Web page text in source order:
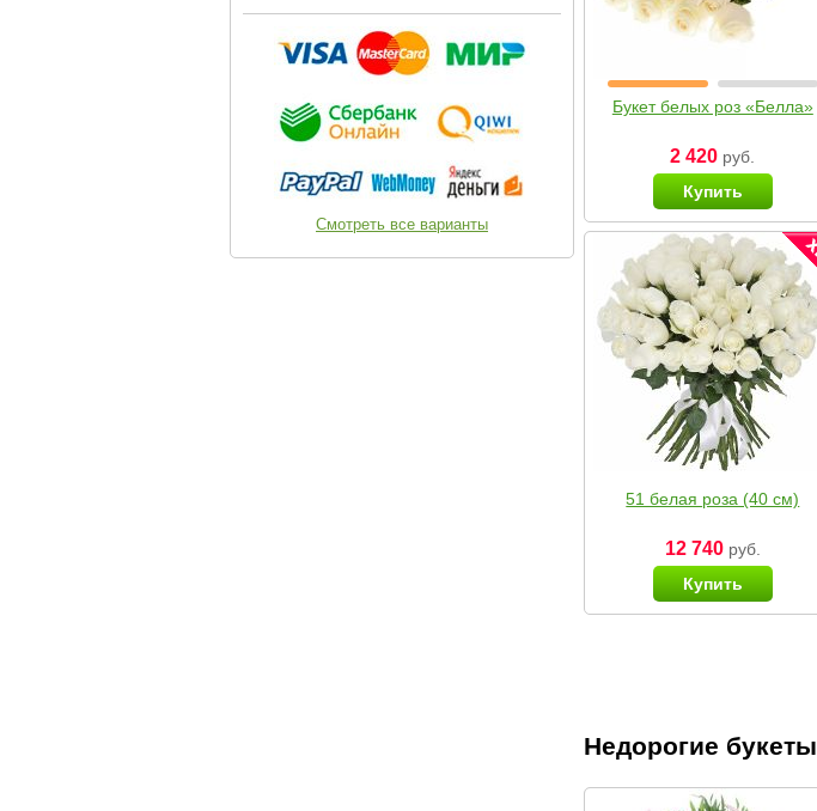
Смотреть все варианты
Букет белых роз «Белла»
2 420 руб.
Купить
51 белая роза (40 см)
12 740руб.
Купить
Недорогие букеты